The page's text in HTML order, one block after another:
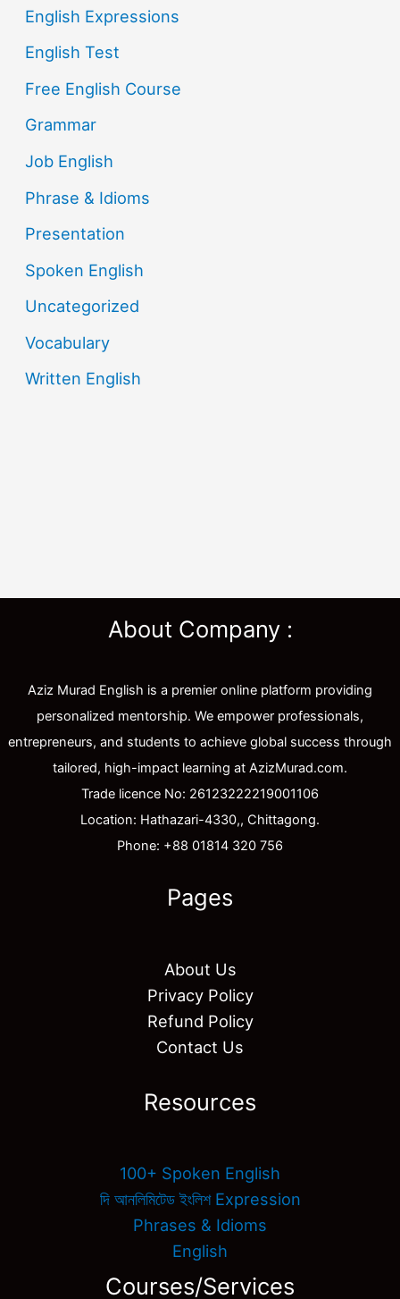
English Expressions
English Test
Free English Course
Grammar
Job English
Phrase & Idioms
Presentation
Spoken English
Uncategorized
Vocabulary
Written English
About Company :
Aziz Murad English is a premier online platform providing
personalized mentorship. We empower professionals,
entrepreneurs, and students to achieve global success through
tailored, high-impact learning at AzizMurad.com.
Trade licence No: 26123222219001106
Location: Hathazari-4330,, Chittagong.
Phone: +88 01814 320 756
Pages
About Us
Privacy Policy
Refund Policy
Contact Us
Resources
100+ Spoken English
দি আনলিমিটেড ইংলিশ Expression
Phrases & Idioms
English
Courses/Services